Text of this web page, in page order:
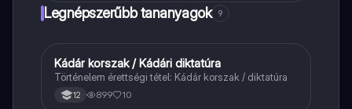
Legnépszerűbb tananyagok 9
Töri
Kádár korszak / Kádári diktatúra
Történelem érettségi tétel: Kádár korszak / diktatúra
12 899 10